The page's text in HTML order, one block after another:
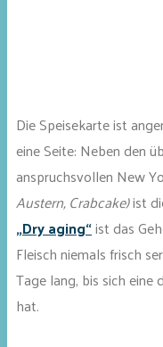
Die Speisekarte ist
eine Seite: Neben den
anspruchsvollen New
Austern, Crabcake)ist
„Dry aging“ist das
Fleisch niemals frisch
Tage lang, bis sich eine
hat.